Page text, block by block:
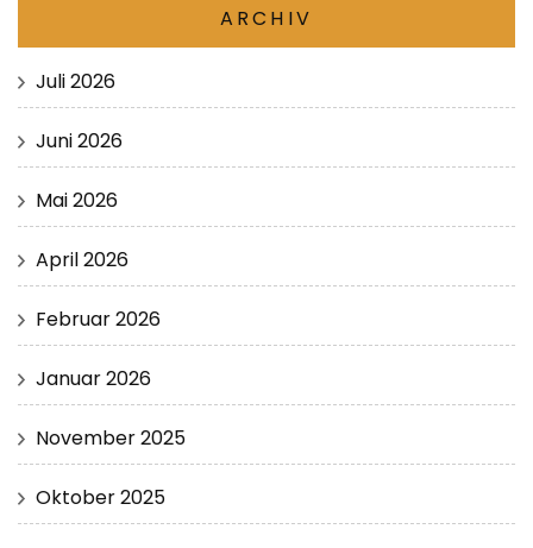
ARCHIV
Juli 2026
Juni 2026
Mai 2026
April 2026
Februar 2026
Januar 2026
November 2025
Oktober 2025